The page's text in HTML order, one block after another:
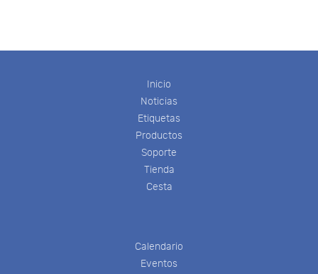
Inicio
Noticias
Etiquetas
Productos
Soporte
Tienda
Cesta
Calendario
Eventos